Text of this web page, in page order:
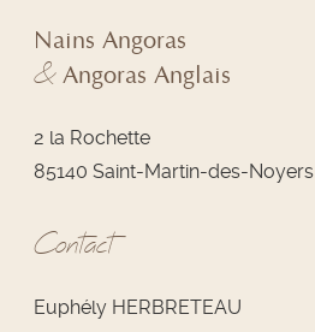
Nains Angoras
&Angoras Anglais
2 la Rochette
85140 Saint-Martin-des-Noyers
Contact
Euphély HERBRETEAU